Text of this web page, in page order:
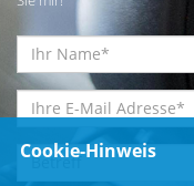
Cookie-Hinweis